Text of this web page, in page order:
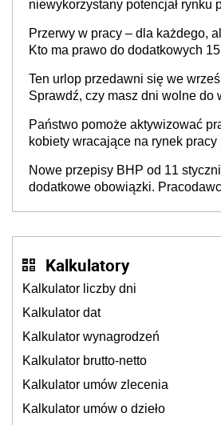
niewykorzystany potencjał rynku
refundacji, ale bariery po stronie
świadomości pracodawców
Przerwy w pracy – dla każdego,
Kto ma prawo do dodatkowych
Ten urlop przedawni się we
Sprawdź, czy masz dni wolne do
Państwo pomoże aktywizować
kobiety wracające na rynek pracy
neuroatypowe. Powstanie
Inkluzywności w Zatrudnianiu?
Nowe przepisy BHP od 11
dodatkowe obowiązki.
Kalkulatory
Kalkulator liczby dni
Kalkulator dat
Kalkulator wynagrodzeń
Kalkulator brutto-netto
Kalkulator umów zlecenia
Kalkulator umów o dzieło